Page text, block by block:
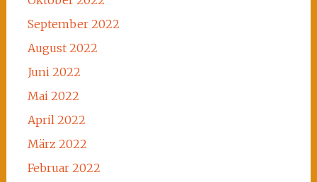
September 2022
August 2022
Juni 2022
Mai 2022
April 2022
März 2022
Februar 2022